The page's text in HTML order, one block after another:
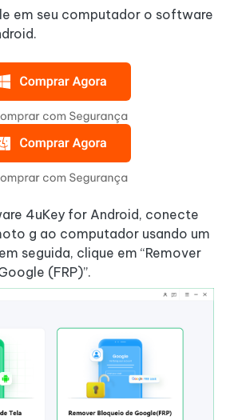
em seu computador o software
4uKey for Android, conecte
g ao computador usando um
seguida, clique em “Remover
(FRP)”.